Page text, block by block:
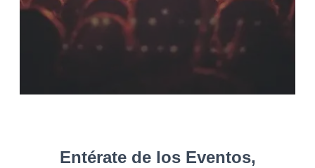
Entérate de los Eventos,